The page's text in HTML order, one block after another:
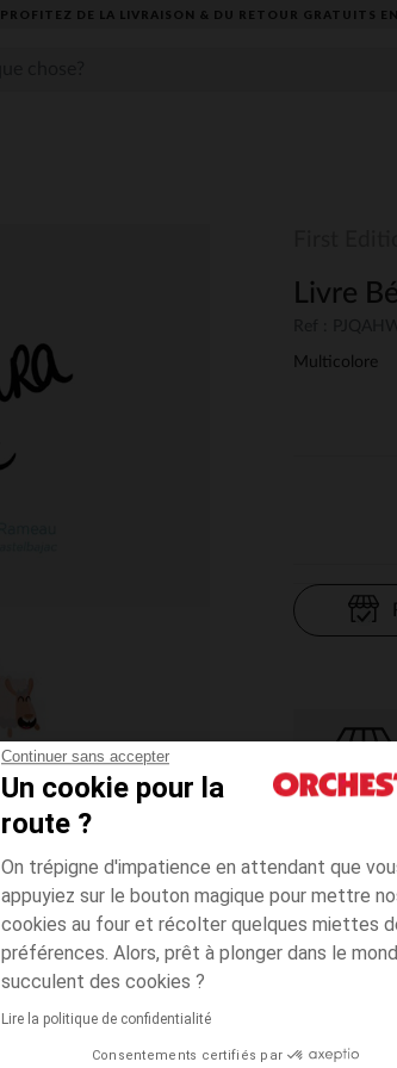
Continuer sans accepter
Un cookie pour la
route ?
On trépigne d'impatience en attendant que
appuyiez sur le bouton magique pour mettre
cookies au four et récolter quelques miettes
préférences. Alors, prêt à plonger dans le
succulent des cookies ?
Lire la politique de confidentialité
Consentements certifiés par
PROFITEZ DE LA LIVRAISON & DU RETOUR GRATUITS
Livre
Multicolore
MODES
Ce